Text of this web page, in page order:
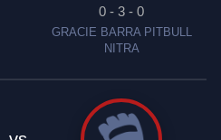
0 - 3 - 0
GRACIE BARRA PITBULL
NITRA